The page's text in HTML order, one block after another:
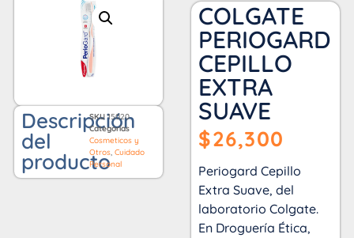
Descripción
del
producto
SKU15020
Categorías
Cosmeticos y
Otros ,Cuidado
Personal
COLGATE
PERIOGARD
CEPILLO
EXTRA
SUAVE
$26,300
Periogard Cepillo
Extra Suave, del
laboratorio Colgate.
En Droguería Ética,